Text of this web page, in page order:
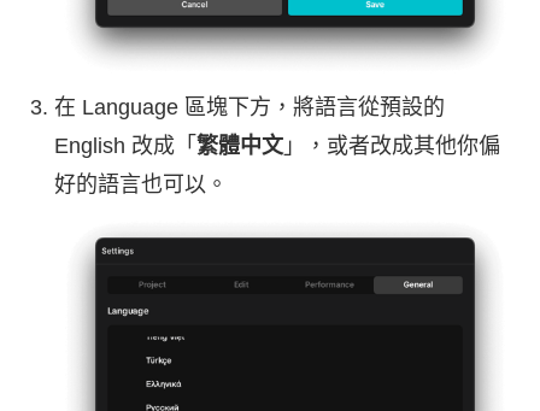
在 Language 區塊下方，將語言從預設的
English 改成「 繁體中文」，或者改成其他你偏
好的語言也可以。